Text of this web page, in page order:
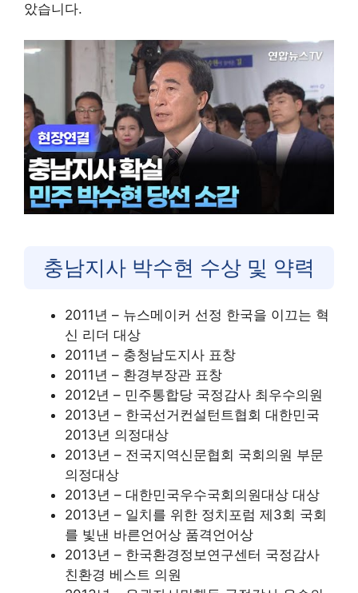
았습니다.
충남지사 박수현 수상 및 약력
2011년 – 뉴스메이커 선정 한국을 이끄는 혁
신 리더 대상
2011년 – 충청남도지사 표창
2011년 – 환경부장관 표창
2012년 – 민주통합당 국정감사 최우수의원
2013년 – 한국선거컨설턴트협회 대한민국
2013년 의정대상
2013년 – 전국지역신문협회 국회의원 부문
의정대상
2013년 – 대한민국우수국회의원대상 대상
2013년 – 일치를 위한 정치포럼 제3회 국회
를 빛낸 바른언어상 품격언어상
2013년 – 한국환경정보연구센터 국정감사
친환경 베스트 의원